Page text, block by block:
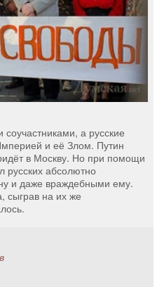
а русские
и её Злом. Путин
в Москву. Но при помощи
русских абсолютно
и даже враждебными ему.
сыграв на их же